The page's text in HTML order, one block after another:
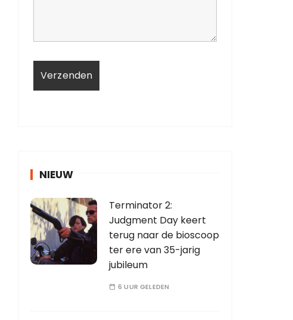
NIEUW
Terminator 2:
Judgment Day keert
terug naar de bioscoop
ter ere van 35-jarig
jubileum
6 UUR GELEDEN